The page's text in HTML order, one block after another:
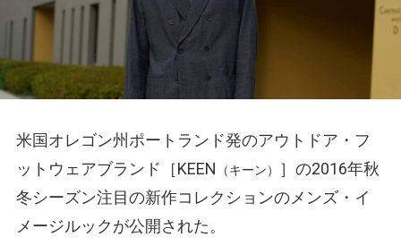
米国オレゴン州ポートランド発のアウトドア・フ
ットウェアブランド［KEEN
（キーン）
］の2016年秋
冬シーズン注目の新作コレクションのメンズ・イ
メージルックが公開された。